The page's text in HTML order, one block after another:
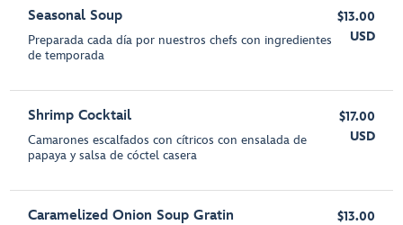
Seasonal Soup
Preparada cada día por nuestros chefs con ingredientes
de temporada
$13.00
USD
Shrimp Cocktail
Camarones escalfados con cítricos con ensalada de
papaya y salsa de cóctel casera
$17.00
USD
Caramelized Onion Soup Gratin
$13.00